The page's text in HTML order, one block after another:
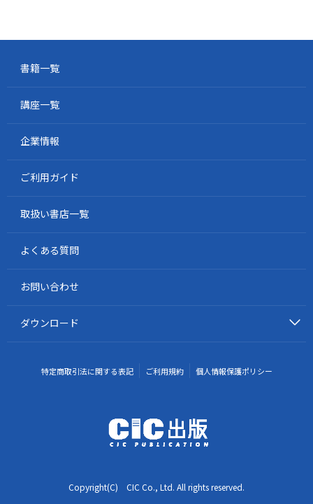
書籍一覧
講座一覧
企業情報
ご利用ガイド
取扱い書店一覧
よくある質問
お問い合わせ
ダウンロード
特定商取引法に関する表記 ご利用規約 個人情報保護ポリシー
Copyright(C) CIC Co., Ltd. All rights reserved.